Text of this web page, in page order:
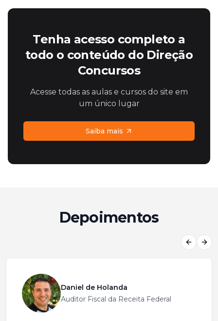
Tenha acesso completo a
todo o conteúdo do Direção
Concursos
Acesse todas as aulas e cursos do site em
um único lugar
Saiba mais
Depoimentos
Daniel de Holanda
Auditor Fiscal da Receita Federal